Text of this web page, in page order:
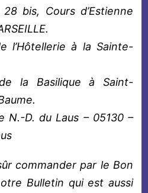
bis, Cours d’Estienne
l’Hôtellerie à la Sainte-
la Basilique à Saint-
N.-D. du Laus – 05130 –
commander par le Bon
Bulletin qui est aussi